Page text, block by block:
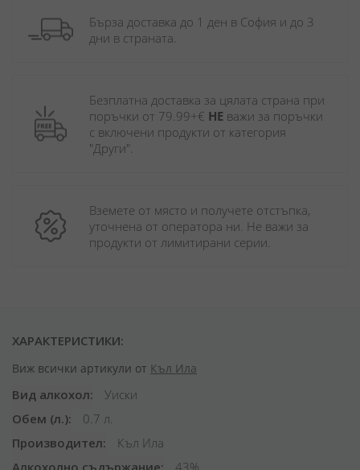
Бърза доставка до 1 ден в София и до 3
дни в страната.
Безплатна доставка за цялата страна при
поръчки от 79.99+€ НЕ важи за поръчки
с включени продукти от категория
"Други".
Вземете от място и получете отстъпка,
уточнена от оператора ни. Не важи за
продукти от лимитирани серии.
ХАРАКТЕРИСТИКИ:
Виж всички артикули от Къл Ила
Вид алкохол
Уиски
Обем (л.)
0.7 л.
Производител
Къл Ила
Алкохолно съдържание
43%